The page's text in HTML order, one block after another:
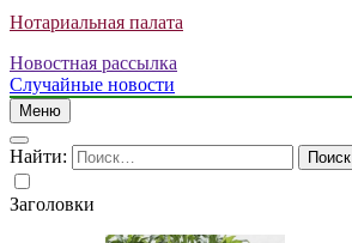
Нотариальная палата
Новостная рассылка
Случайные новости
Меню
Найти:
Заголовки